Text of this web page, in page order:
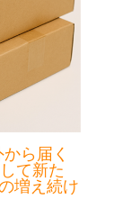
ら届く
て新た
増え続け